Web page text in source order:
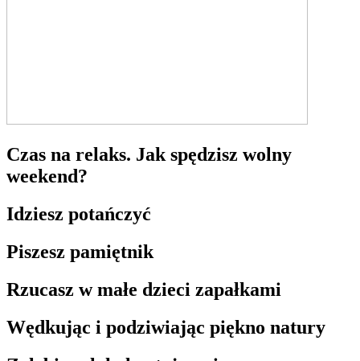
Czas na relaks. Jak spędzisz wolny
weekend?
Idziesz potańczyć
Piszesz pamiętnik
Rzucasz w małe dzieci zapałkami
Wędkując i podziwiając piękno natury